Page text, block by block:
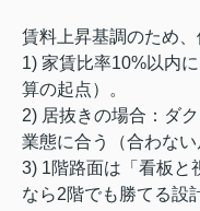
賃料上昇基調のため、
1) 家賃比率10%以内
算の起点）。
2) 居抜きの場合：ダ
業態に合う（合わない
3) 1階路面は「看板と
なら2階でも勝てる設